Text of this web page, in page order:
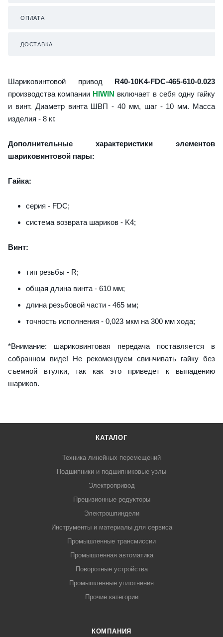
ОПЛАТА
ДОСТАВКА
Шариковинтовой привод R40-10K4-FDC-465-610-0.023
производства компании HIWIN включает в себя одну гайку
и винт. Диаметр винта ШВП - 40 мм, шаг - 10 мм. Масса
изделия - 8 кг.
Дополнительные характеристики элементов
шариковинтовой пары:
Гайка:
серия - FDC;
система возврата шариков - K4;
Винт:
тип резьбы - R;
общая длина винта - 610 мм;
длина резьбовой части - 465 мм;
точность исполнения - 0,023 мкм на 300 мм хода;
*Внимание: шариковинтовая передача поставляется в
собранном виде! Не рекомендуем свинчивать гайку без
съемной втулки, так как это приведет к выпадению
шариков.
КАТАЛОГ
Техника линейных перемещений
Подшипники и подшипниковые узлы
Электропривод
Прецизионные редукторы
Электрошпиндели
Инструменты и материалы для сервиса
Промышленные трансмиссии
Промышленная автоматика
Поворотные устройства
Промышленные уплотнения
Прочие категории
КОМПАНИЯ